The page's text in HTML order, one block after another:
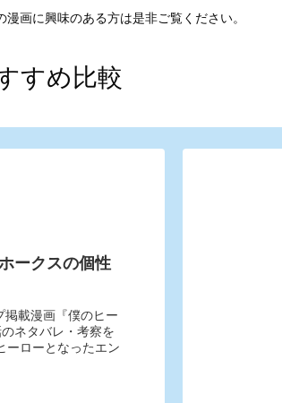
画に興味のある方は是非ご覧ください。
すめ比較
ークスの個性
載漫画『僕のヒー
ネタバレ・考察を
ーローとなったエン